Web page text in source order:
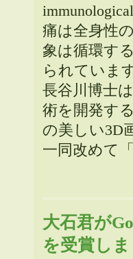
痛は全身性
象は循環す
られていま
長谷川博士
術を開発す
の美しい3D
一同改めて
大石君が
を受賞し